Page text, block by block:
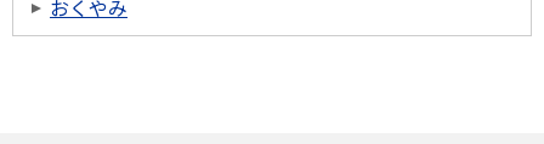
おくやみ